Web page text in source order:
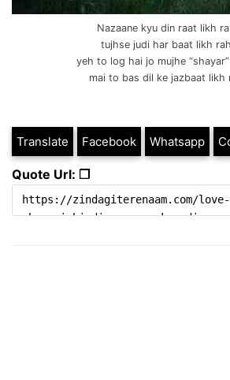
Nazaane kyu din raat likh
tujhse judi har baat likh
yeh to log hai jo mujhe
mai to bas dil ke jazbaat likh
Translate Facebook Whatsapp
Quote Url: ❐